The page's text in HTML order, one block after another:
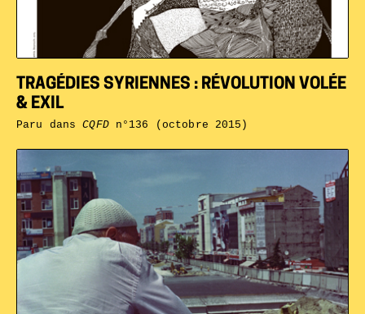
TRAGÉDIES SYRIENNES : RÉVOLUTION VOLÉE
& EXIL
Paru dansCQFDn°136 (octobre 2015)